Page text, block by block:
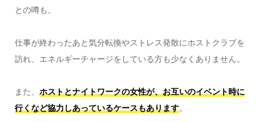
との噂も。
仕事が終わったあと気分転換やストレス発散にホストクラブを
訪れ、エネルギーチャージをしている方も少なくありません。
また、 ホストとナイトワークの女性が、お互いのイベント時に
行くなど協力しあっているケースもあります。